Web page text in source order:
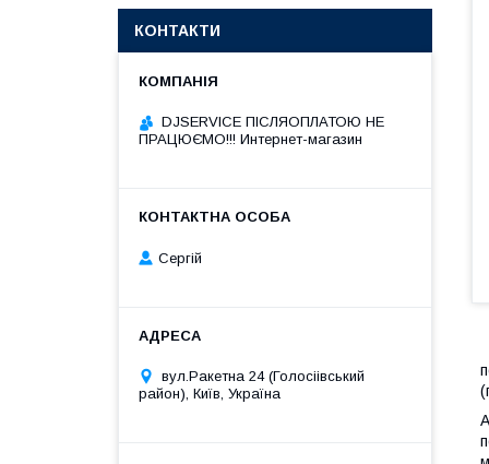
КОНТАКТИ
DJSERVICE ПІСЛЯОПЛАТОЮ НЕ
ПРАЦЮЄМО!!! Интернет-магазин
Сергій
вул.Ракетна 24 (Голосіівський
район), Київ, Україна